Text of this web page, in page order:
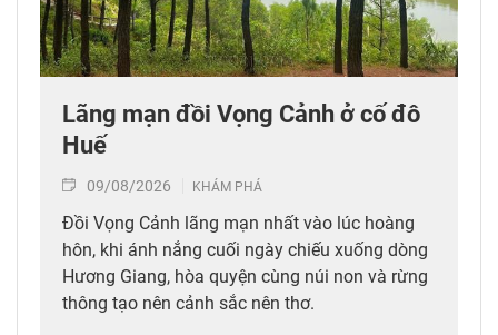
Lãng mạn đồi Vọng Cảnh ở cố đô
Huế
09/08/2026 KHÁM PHÁ
Đồi Vọng Cảnh lãng mạn nhất vào lúc hoàng
hôn, khi ánh nắng cuối ngày chiếu xuống dòng
Hương Giang, hòa quyện cùng núi non và rừng
thông tạo nên cảnh sắc nên thơ.